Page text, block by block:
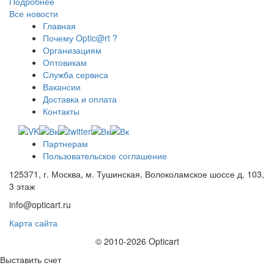
Все новости
Главная
Почему Optic@rt ?
Организациям
Оптовикам
Служба сервиса
Вакансии
Доставка и оплата
Контакты
Партнерам
Пользовательское соглашение
125371, г. Москва, м. Тушинская, Волоколамское шоссе д. 103,
3 этаж
info@opticart.ru
Карта сайта
© 2010-2026 Opticart
Выставить счет